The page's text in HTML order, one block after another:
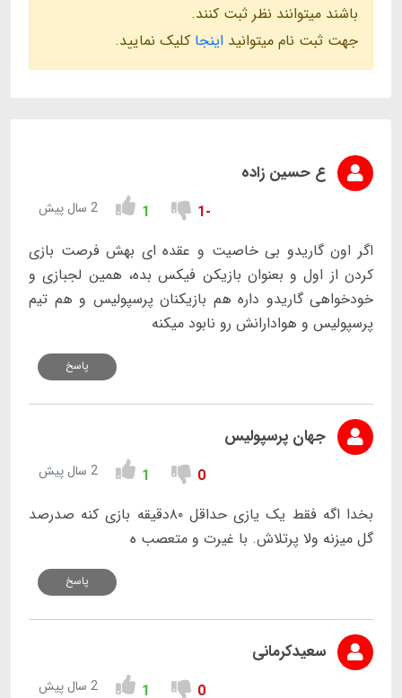
باشند میتوانند نظر ثبت کنند.
جهت ثبت نام میتوانید اینجا کلیک نمایید.
ع حسین زاده
-1
1 2 سال پیش
اگر اون گاریدو بی خاصیت و عقده ای بهش فرصت بازی
کردن از اول و بعنوان بازیکن فیکس بده، همین لجبازی و
خودخواهی گاریدو داره هم بازیکنان پرسپولیس و هم تیم
پرسپولیس و هوادارانش رو نابود میکنه
پاسخ
جهان پرسپولیس
0
1 2 سال پیش
بخدا اگه فقط یک یازی حداقل ۸۰دقیقه بازی کنه صدرصد
گل میزنه ولا پرتلاش. با غیرت و متعصب ه
پاسخ
سعیدکرمانی
0
1 2 سال پیش